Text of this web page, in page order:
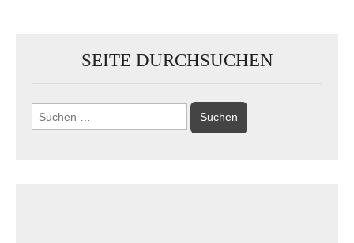
SEITE DURCHSUCHEN
Suchen
nach: